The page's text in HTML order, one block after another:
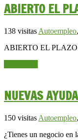
ABIERTO EL
138 visitas Autoempleo,
ABIERTO EL
NUEVAS
150 visitas Autoempleo,
¿Tienes un negocio en